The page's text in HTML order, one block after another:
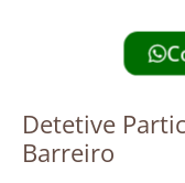
Detetive
Barreiro